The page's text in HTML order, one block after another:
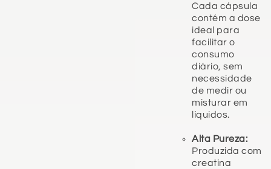
Cada cápsula
contém a dose
ideal para
facilitar o
consumo
diário, sem
necessidade
de medir ou
misturar em
líquidos.
Alta Pureza:
Produzida com
creatina